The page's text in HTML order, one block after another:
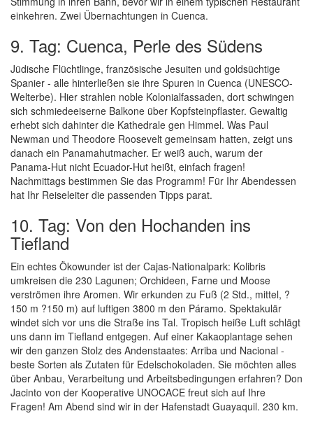
einkehren. Zwei Übernachtungen in Cuenca.
9. Tag: Cuenca, Perle des Südens
Jüdische Flüchtlinge, französische Jesuiten und goldsüchtige
Spanier - alle hinterließen sie ihre Spuren in Cuenca (UNESCO-
Welterbe). Hier strahlen noble Kolonialfassaden, dort schwingen
sich schmiedeeiserne Balkone über Kopfsteinpflaster. Gewaltig
erhebt sich dahinter die Kathedrale gen Himmel. Was Paul
Newman und Theodore Roosevelt gemeinsam hatten, zeigt uns
danach ein Panamahutmacher. Er weiß auch, warum der
Panama-Hut nicht Ecuador-Hut heißt, einfach fragen!
Nachmittags bestimmen Sie das Programm! Für Ihr Abendessen
hat Ihr Reiseleiter die passenden Tipps parat.
10. Tag: Von den Hochanden ins
Tiefland
Ein echtes Ökowunder ist der Cajas-Nationalpark: Kolibris
umkreisen die 230 Lagunen; Orchideen, Farne und Moose
verströmen ihre Aromen. Wir erkunden zu Fuß (2 Std., mittel, ?
150 m ?150 m) auf luftigen 3800 m den Páramo. Spektakulär
windet sich vor uns die Straße ins Tal. Tropisch heiße Luft schlägt
uns dann im Tiefland entgegen. Auf einer Kakaoplantage sehen
wir den ganzen Stolz des Andenstaates: Arriba und Nacional -
beste Sorten als Zutaten für Edelschokoladen. Sie möchten alles
über Anbau, Verarbeitung und Arbeitsbedingungen erfahren? Don
Jacinto von der Kooperative UNOCACE freut sich auf Ihre
Fragen! Am Abend sind wir in der Hafenstadt Guayaquil. 230 km.